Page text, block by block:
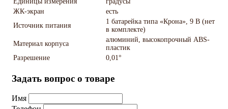
ЖК-экран
есть
Источник питания
1 батарейка типа «Крона», 9 B (нет
в комплекте)
Материал корпуса
алюминий, высокопрочный ABS-
пластик
Разрешение
0,01°
Задать вопрос о товаре
Имя